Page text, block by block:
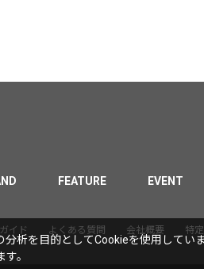
FEATURE EVENT
イド よくある質問 会社概要 特
析を目的としてCookieを使用していま
。